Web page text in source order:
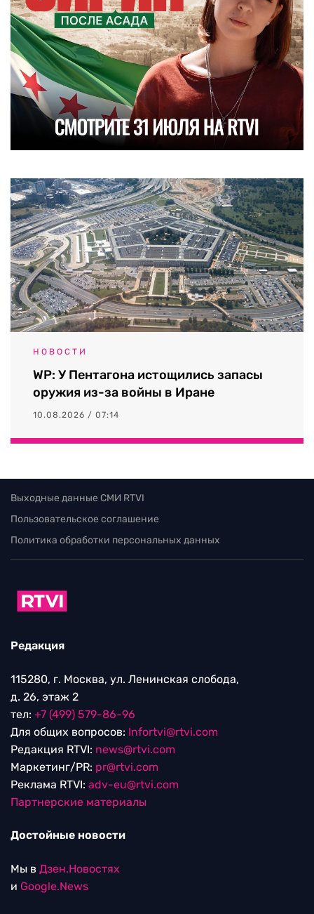
НОВОСТИ
WP: У Пентагона истощились запасы
оружия из-за войны в Иране
10.08.2026 / 07:14
Выходные данные СМИ RTVI
Пользовательское соглашение
Политика обработки персональных данных
Редакция
115280, г. Москва, ул. Ленинская слобода,
д. 26, этаж 2
тел: +7 (499) 579-86-96
Для общих вопросов: Infortvi@rtvi.com
Редакция RTVI: news@rtvi.com
Маркетинг/PR: pr@rtvi.com
Реклама RTVI: adv-eu@rtvi.com
Партнерские материалы
Достойные новости
Мы в Дзен.Новостях
и Google.News